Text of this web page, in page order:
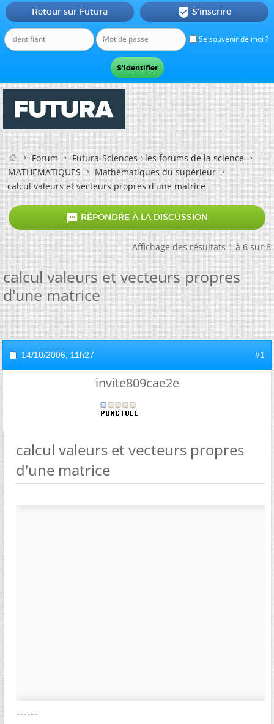
Se souvenir de moi ?
Retour sur Futura  S'inscrire
Forum
Futura-Sciences : les forums de la science
MATHEMATIQUES
Mathématiques du supérieur
calcul valeurs et vecteurs propres d'une matrice
 RÉPONDRE À LA DISCUSSION
Affichage des résultats 1 à 6 sur 6
calcul valeurs et vecteurs propres
d'une matrice
14/10/2006, 11h27 #1
invite809cae2e
calcul valeurs et vecteurs propres
d'une matrice
------